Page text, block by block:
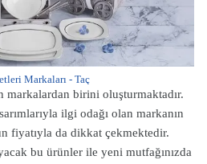
Markaları - Taç
markalardan birini oluşturmaktadır.
ilgi odağı olan markanın
fiyatıyla da dikkat çekmektedir.
bu ürünler ile yeni mutfağınızda